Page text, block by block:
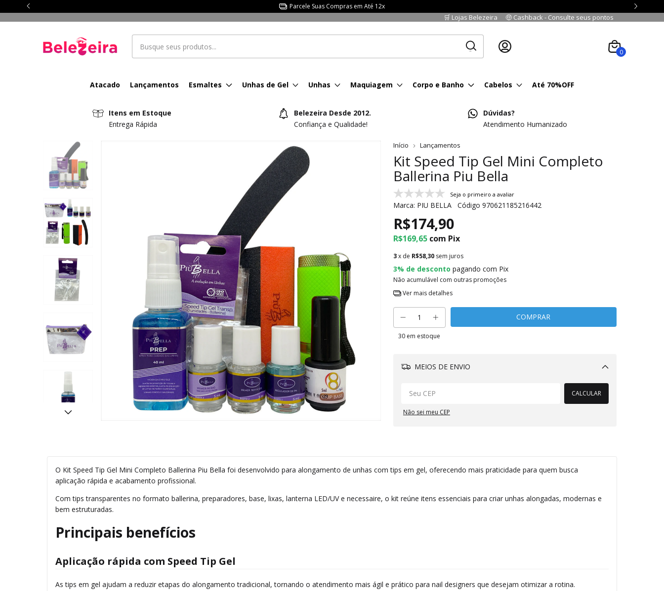
Parcele Suas Compras em Até 12x
🛒 Lojas Belezeira 🤑 Cashback - Consulte seus pontos
0
Atacado Lançamentos Esmaltes Unhas de Gel Unhas Maquiagem Corpo e Banho Cabelos Até 70%OFF
Itens em Estoque
Entrega Rápida
Belezeira Desde 2012.
Confiança e Qualidade!
Dúvidas?
Atendimento Humanizado
Início Lançamentos
Kit Speed Tip Gel Mini Completo
Ballerina Piu Bella
Seja o primeiro a avaliar
Marca: PIU BELLA Código 970621185216442
R$174,90
R$169,65 com Pix
3x de R$58,30 sem juros
3% de desconto pagando com Pix
Não acumulável com outras promoções
Ver mais detalhes
30 em estoque
MEIOS DE ENVIO
Alterar CEP
CALCULAR
Não sei meu CEP
O Kit Speed Tip Gel Mini Completo Ballerina Piu Bella foi desenvolvido para alongamento de unhas com tips em gel, oferecendo mais praticidade para quem busca
aplicação rápida e acabamento profissional.
Com tips transparentes no formato ballerina, preparadores, base, lixas, lanterna LED/UV e necessaire, o kit reúne itens essenciais para criar unhas alongadas, modernas e
bem estruturadas.
Principais benefícios
Aplicação rápida com Speed Tip Gel
As tips em gel ajudam a reduzir etapas do alongamento tradicional, tornando o atendimento mais ágil e prático para nail designers que desejam otimizar a rotina.